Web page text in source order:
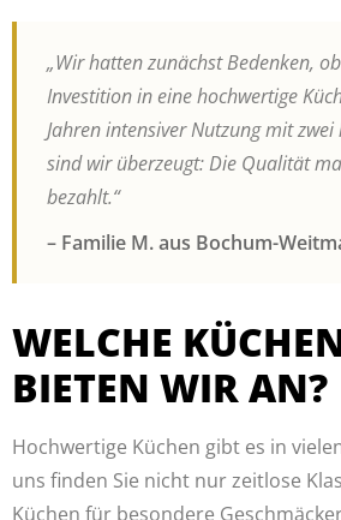
„Wir hatten zunächst Bedenken,
Investition in eine hochwertige
Jahren intensiver Nutzung mit
sind wir überzeugt: Die Qualität
bezahlt.“
– Familie M. aus Bochum-
WELCHE
BIETEN WIR AN?
Hochwertige Küchen gibt es in
uns finden Sie nicht nur zeitlose
Küchen für besondere